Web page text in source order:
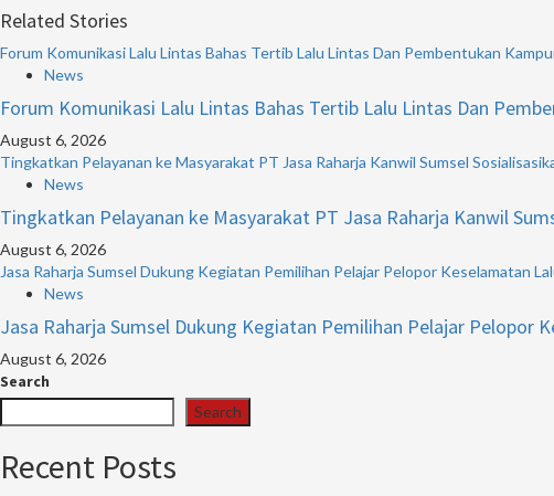
Related Stories
Forum Komunikasi Lalu Lintas Bahas Tertib Lalu Lintas Dan Pembentukan
News
Forum Komunikasi Lalu Lintas Bahas Tertib Lalu Lintas Dan
August 6, 2026
Tingkatkan Pelayanan ke Masyarakat PT Jasa Raharja Kanwil Sumsel
News
Tingkatkan Pelayanan ke Masyarakat PT Jasa Raharja Kanwil
August 6, 2026
Jasa Raharja Sumsel Dukung Kegiatan Pemilihan Pelajar Pelopor Keselamatan
News
Jasa Raharja Sumsel Dukung Kegiatan Pemilihan Pelajar Pelopor
August 6, 2026
Search
Search
Recent Posts